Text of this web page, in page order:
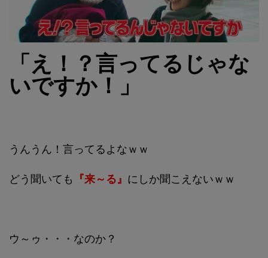
「え！？言ってるじゃな
いですか！」
うんうん！言ってるよなｗｗ
どう聞いても 『来～る』 にしか聞こえないｗｗ
ウ～ゥ・・・なのか？